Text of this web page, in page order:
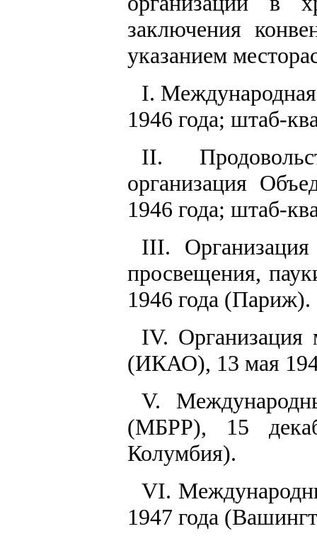
заключения
указанием
I.
1946 года; штаб-
II.
организация
1946 года; штаб-
III.
просвещения,
1946 года (Париж).
IV. Организация
(ИКАО), 13 мая
V.
(МБРР), 15
Колумбия).
VI.
1947 года